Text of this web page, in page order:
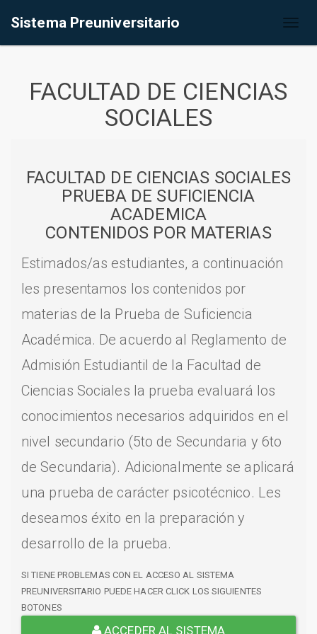
Sistema Preuniversitario
FACULTAD DE CIENCIAS
SOCIALES
FACULTAD DE CIENCIAS SOCIALES
PRUEBA DE SUFICIENCIA
ACADEMICA
CONTENIDOS POR MATERIAS
Estimados/as estudiantes, a continuación
les presentamos los contenidos por
materias de la Prueba de Suficiencia
Académica. De acuerdo al Reglamento de
Admisión Estudiantil de la Facultad de
Ciencias Sociales la prueba evaluará los
conocimientos necesarios adquiridos en el
nivel secundario (5to de Secundaria y 6to
de Secundaria). Adicionalmente se aplicará
una prueba de carácter psicotécnico. Les
deseamos éxito en la preparación y
desarrollo de la prueba.
SI TIENE PROBLEMAS CON EL ACCESO AL SISTEMA
PREUNIVERSITARIO PUEDE HACER CLICK LOS SIGUIENTES
BOTONES
ACCEDER AL SISTEMA